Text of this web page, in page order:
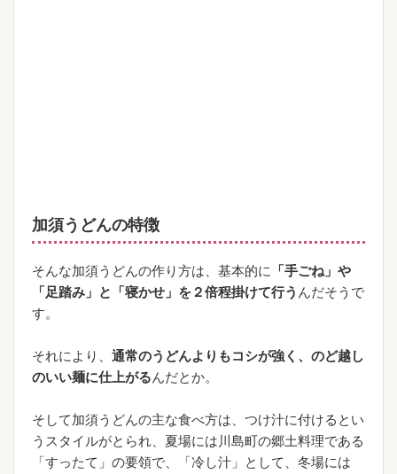
加須うどんの特徴
そんな加須うどんの作り方は、基本的に
「手ごね」や
「足踏み」と「寝かせ」を２倍程掛けて行う んだそうで
す。
それにより、 通常のうどんよりもコシが強く、のど越し
のいい麺に仕上がるんだとか。
そして加須うどんの主な食べ方は、つけ汁に付けるとい
うスタイルがとられ、夏場には川島町の郷土料理である
「すったて」の要領で、「冷し汁」として、冬場には